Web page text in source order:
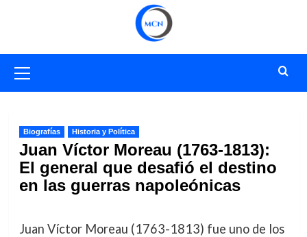
primario
Biografías Historia y Política
Juan Víctor Moreau (1763-1813):
El general que desafió el destino
en las guerras napoleónicas
Juan Víctor Moreau (1763-1813) fue uno de los